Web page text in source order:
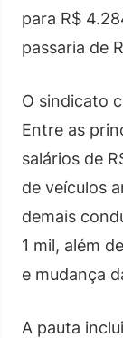
para R$
passaria de
O sindicato
Entre as
salários de
de veículos
demais
1 mil, além
e mudança
A pauta